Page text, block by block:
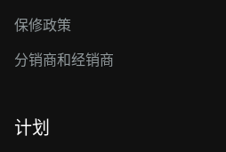
保修政策
分销商和经销商
计划